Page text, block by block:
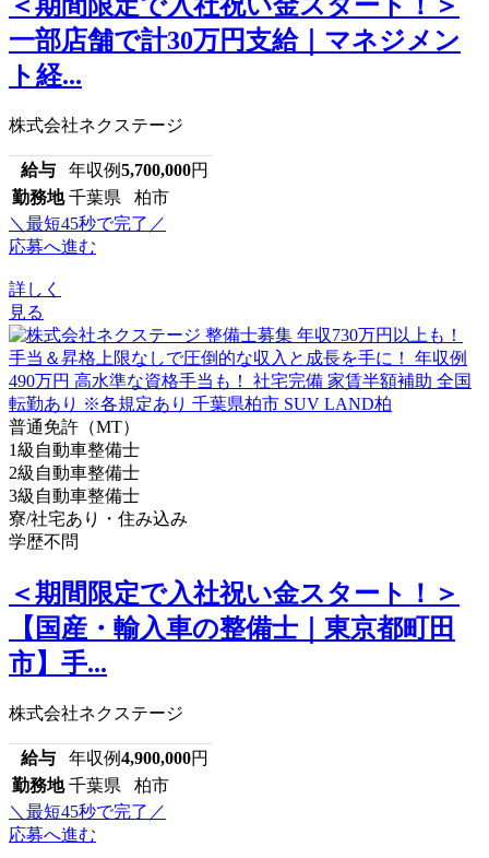
一部店舗で計30万円支給｜マネジメン
ト経...
株式会社ネクステージ
給与 年収例5,700,000円
勤務地 千葉県 柏市
＼最短45秒で完了／
応募へ進む
詳しく
見る
普通免許（MT）
1級自動車整備士
2級自動車整備士
3級自動車整備士
寮/社宅あり・住み込み
学歴不問
＜期間限定で入社祝い金スタート！＞
【国産・輸入車の整備士｜東京都町田
市】手...
株式会社ネクステージ
給与 年収例4,900,000円
勤務地 千葉県 柏市
＼最短45秒で完了／
応募へ進む